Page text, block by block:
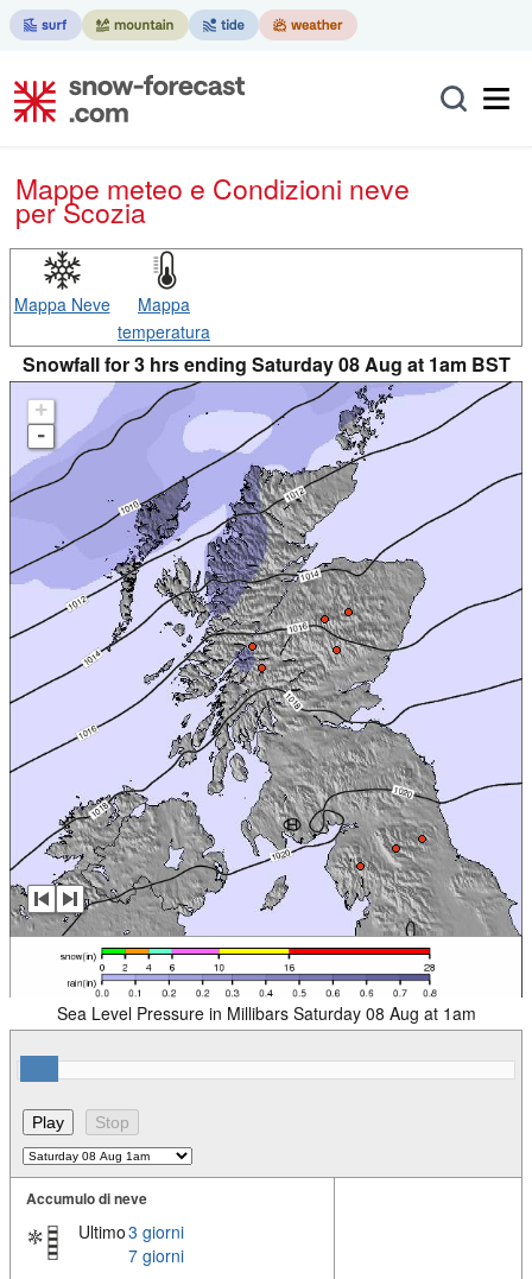
Mappe meteo e Condizioni neve
per Scozia
Mappa Neve
Mappa
temperatura
Snowfall for 3 hrs ending Saturday 08 Aug at 1am BST
+
-
Sea Level Pressure in Millibars Saturday 08 Aug at 1am
Accumulo di neve
Ultimo3 giorni
7 giorni